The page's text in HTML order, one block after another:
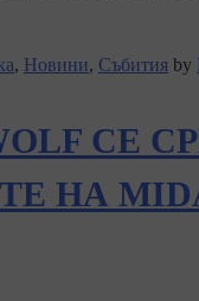
, Новини, Събития by
СЕ
НА